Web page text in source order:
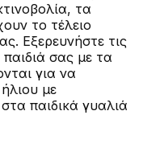
τα
το τέλειο
Εξερευνήστε τις
σας με τα
για να
με
παιδικά γυαλιά